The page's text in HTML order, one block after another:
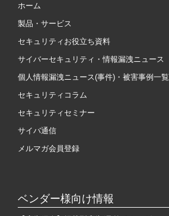
ホーム
製品・サービス
セキュリティお役立ち資料
サイバーセキュリティ・情報漏洩ニュース
個人情報漏洩ニュース(事件)・被害事例一覧
セキュリティコラム
セキュリティセミナー
サイバ通信
メルマガ会員登録
ベンダー様向け情報